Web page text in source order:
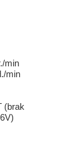
min
min
(brak